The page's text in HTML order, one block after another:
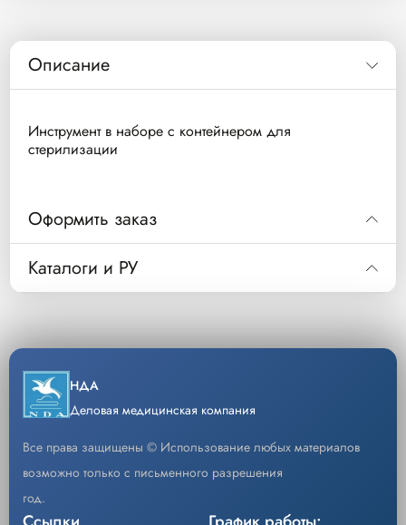
Описание
Оформить заказ
Каталоги и РУ
Инструмент в наборе с контейнером для
стерилизации
Код 770-552
Инструмент в наборе с контейнером для
Уп/шт. 1
Кол-во
770-553
Описание
Инструмент в наборе с контейнером для
НДА
Деловая медицинская компания
Все права защищены © Использование любых материалов
возможно только с письменного разрешения
год.